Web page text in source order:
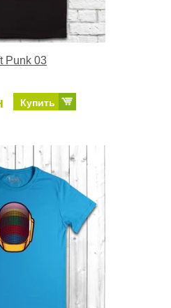
Punk 03
Купить